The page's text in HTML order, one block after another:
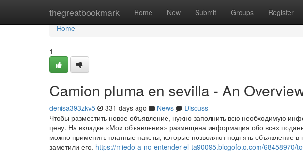
thegreatbookmark Home New Submit Groups Register
Home
Home
1
Camion pluma en sevilla - An
denisa393zkv5 331 days ago News
Discuss
Чтобы разместить новое объявление, нужно заполнить всю необходимую
цену. На вкладке «Мои объявления» размещена информация обо всех
можно применить платные пакеты, которые позволяют поднять объявление
заметили его. https://miedo-a-no-entender-el-ta90095.blogofoto.com/68458970/